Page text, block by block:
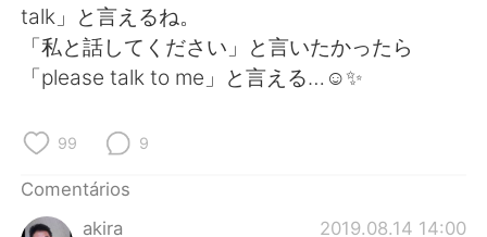
繁體中文
العربية Français
Deutsch
한국어
talk」と言えるね。
「私と話してください」と言いたかったら
「please talk to me」と言える…☺️✨
99 9
Comentários
akira
2019.08.14 14:00